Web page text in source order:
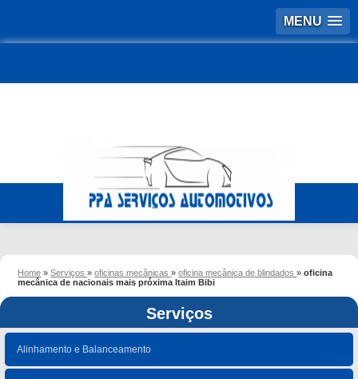
MENU
Home »Serviços»oficinas mecânicas»oficina mecânica de blindados»oficina
mecânica de nacionais mais próxima Itaim Bibi
Serviços
Alinhamento e Balanceamento